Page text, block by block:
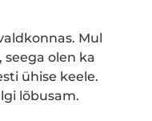
Mul
olen ka
ühise keele.
lõbusam.